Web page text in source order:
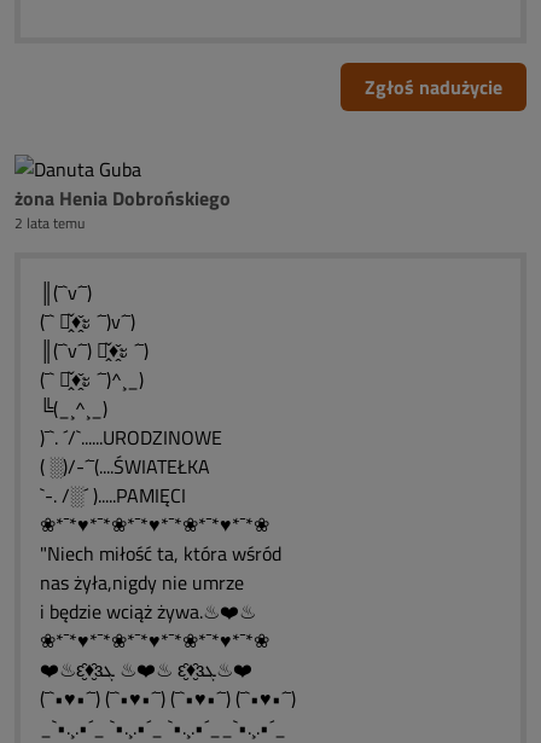
Zgłoś nadużycie
żona Henia Dobrońskiego
2 lata temu
║(¯`v´¯)
(¯` ะ̭̌♦̭̌ะ ´¯)v´¯)
║(¯`v´¯) ะ̭̌♦̭̌ะ ´¯)
(¯` ะ̭̌♦̭̌ะ ´¯)^¸_)
╚(_¸^¸_)
)¯`. ´/`......URODZINOWE
( ░)/-´¯(....ŚWIATEŁKA
`-. /░´ ).....PAMIĘCI
❀*¯*♥*¯*❀*¯*♥*¯*❀*¯*♥*¯*❀
"Niech miłość ta, która wśród
nas żyła,nigdy nie umrze
i będzie wciąż żywa.♨❤️♨
❀*¯*♥*¯*❀*¯*♥*¯*❀*¯*♥*¯*❀
❤️♨ԑ̮̑♦̮̑ɜܓ ♨❤️♨ ԑ̮̑♦̮̑ɜܓ♨❤️
(¯`•♥•´¯) (¯`•♥•´¯) (¯`•♥•´¯) (¯`•♥•´¯)
_`•.¸.•´_ `•.¸.•´_ `•.¸.•´__`•.¸.•´_